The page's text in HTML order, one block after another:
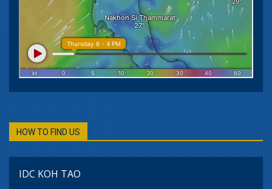
HOW TO FIND US
IDC KOH TAO